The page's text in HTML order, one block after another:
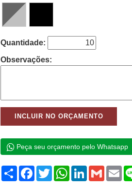
Quantidade:
Observações:
Peça seu orçamento pelo Whatsapp
Compartilhar
Facebook
TwitterWhatsApp
LinkedIn
Gmail